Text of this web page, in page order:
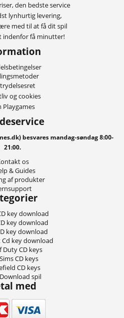
den bedste service
lynhurtig levering,
med til at få dit spil
indenfor få minutter!
og cookies
Playgames
besvares mandag-søndag 8:00-
21:00.
os
& Guides
af produkter
key download
key download
key download
key download
Duty CD keys
CD keys
CD keys
spil
med